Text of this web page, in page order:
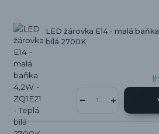
LED žárovka E14 - malá
bílá 2700K